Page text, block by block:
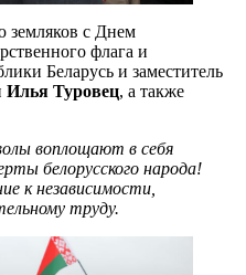
земляков с Днем
флага и
Беларусь и заместитель
Илья Туровец, а также
воплощают в себя
белорусского народа!
к независимости,
труду.